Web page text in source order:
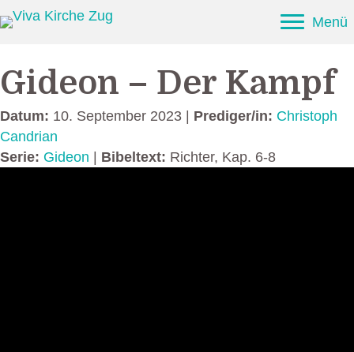
Menü
Gideon – Der Kampf
Datum: 10. September 2023 | Prediger/in: Christoph
Candrian
Serie: Gideon Bibeltext: Richter, Kap. 6-8